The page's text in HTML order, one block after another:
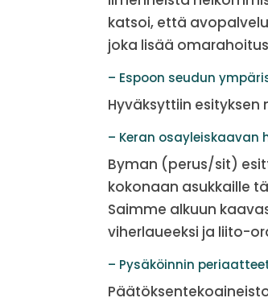
katsoi, että
joka lisää
– Espoon seudun
Hyväksyttiin esityksen
– Keran osayleiskaavan
Byman (perus/sit)
kokonaan asukkaille
Saimme alkuun
viherlaueeksi ja liito-
– Pysäköinnin